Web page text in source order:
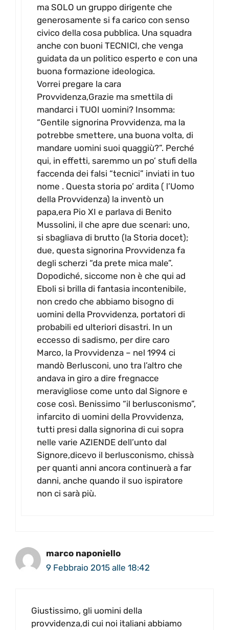
ma SOLO un gruppo dirigente che
generosamente si fa carico con senso
civico della cosa pubblica. Una squadra
anche con buoni TECNICI, che venga
guidata da un politico esperto e con una
buona formazione ideologica.
Vorrei pregare la cara
Provvidenza,Grazie ma smettila di
mandarci i TUOI uomini? Insomma:
“Gentile signorina Provvidenza, ma la
potrebbe smettere, una buona volta, di
mandare uomini suoi quaggiù?”. Perché
qui, in effetti, saremmo un po’ stufi della
faccenda dei falsi “tecnici” inviati in tuo
nome . Questa storia po’ ardita ( l’Uomo
della Provvidenza) la inventò un
papa,era Pio XI e parlava di Benito
Mussolini, il che apre due scenari: uno,
si sbagliava di brutto (la Storia docet);
due, questa signorina Provvidenza fa
degli scherzi “da prete mica male”.
Dopodiché, siccome non è che qui ad
Eboli si brilla di fantasia incontenibile,
non credo che abbiamo bisogno di
uomini della Provvidenza, portatori di
probabili ed ulteriori disastri. In un
eccesso di sadismo, per dire caro
Marco, la Provvidenza – nel 1994 ci
mandò Berlusconi, uno tra l’altro che
andava in giro a dire fregnacce
meravigliose come unto dal Signore e
cose così. Benissimo “il berlusconismo”,
infarcito di uomini della Provvidenza,
tutti presi dalla signorina di cui sopra
nelle varie AZIENDE dell’unto dal
Signore,dicevo il berlusconismo, chissà
per quanti anni ancora continuerà a far
danni, anche quando il suo ispiratore
non ci sarà più.
marco naponiello
9 Febbraio 2015 alle 18:42
Giustissimo, gli uomini della
provvidenza,di cui noi italiani abbiamo